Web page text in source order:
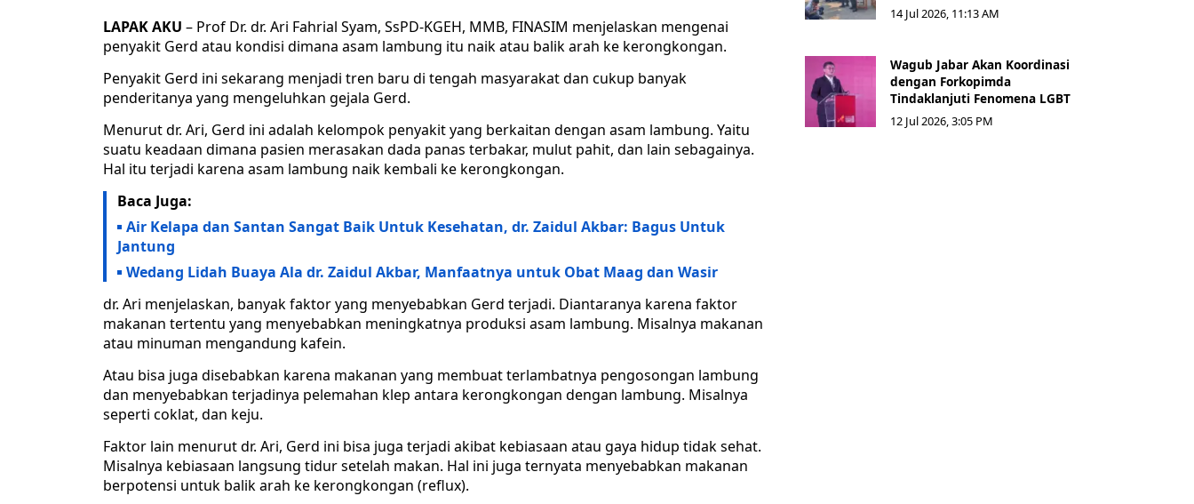
LAPAK AKU – Prof Dr. dr. Ari Fahrial Syam, SsPD-KGEH, MMB, FINASIM menjelaskan mengenai
penyakit Gerd atau kondisi dimana asam lambung itu naik atau balik arah ke kerongkongan.
Penyakit Gerd ini sekarang menjadi tren baru di tengah masyarakat dan cukup banyak
penderitanya yang mengeluhkan gejala Gerd.
Menurut dr. Ari, Gerd ini adalah kelompok penyakit yang berkaitan dengan asam lambung. Yaitu
suatu keadaan dimana pasien merasakan dada panas terbakar, mulut pahit, dan lain sebagainya.
Hal itu terjadi karena asam lambung naik kembali ke kerongkongan.
Baca Juga:
Air Kelapa dan Santan Sangat Baik Untuk Kesehatan, dr. Zaidul Akbar: Bagus Untuk
Jantung
Wedang Lidah Buaya Ala dr. Zaidul Akbar, Manfaatnya untuk Obat Maag dan Wasir
dr. Ari menjelaskan, banyak faktor yang menyebabkan Gerd terjadi. Diantaranya karena faktor
makanan tertentu yang menyebabkan meningkatnya produksi asam lambung. Misalnya makanan
atau minuman mengandung kafein.
Atau bisa juga disebabkan karena makanan yang membuat terlambatnya pengosongan lambung
dan menyebabkan terjadinya pelemahan klep antara kerongkongan dengan lambung. Misalnya
seperti coklat, dan keju.
Faktor lain menurut dr. Ari, Gerd ini bisa juga terjadi akibat kebiasaan atau gaya hidup tidak sehat.
Misalnya kebiasaan langsung tidur setelah makan. Hal ini juga ternyata menyebabkan makanan
berpotensi untuk balik arah ke kerongkongan (reflux).
14 Jul 2026, 11:13 AM
Wagub Jabar Akan Koordinasi
dengan Forkopimda
Tindaklanjuti Fenomena LGBT
12 Jul 2026, 3:05 PM